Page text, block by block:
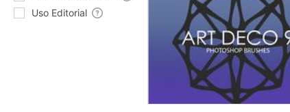
Uso Editorial